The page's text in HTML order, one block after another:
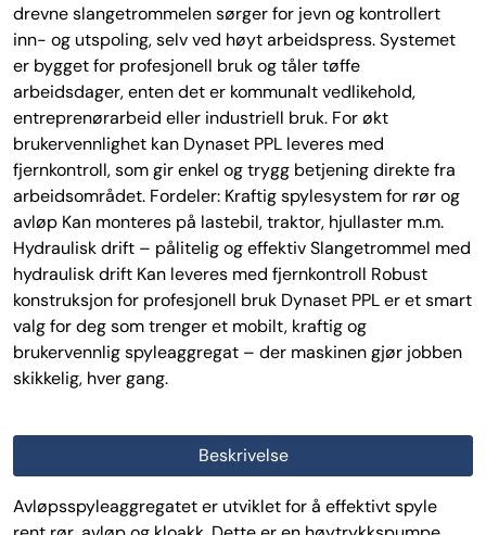
drevne slangetrommelen sørger for jevn og kontrollert
inn- og utspoling, selv ved høyt arbeidspress. Systemet
er bygget for profesjonell bruk og tåler tøffe
arbeidsdager, enten det er kommunalt vedlikehold,
entreprenørarbeid eller industriell bruk. For økt
brukervennlighet kan Dynaset PPL leveres med
fjernkontroll, som gir enkel og trygg betjening direkte fra
arbeidsområdet. Fordeler: Kraftig spylesystem for rør og
avløp Kan monteres på lastebil, traktor, hjullaster m.m.
Hydraulisk drift – pålitelig og effektiv Slangetrommel med
hydraulisk drift Kan leveres med fjernkontroll Robust
konstruksjon for profesjonell bruk Dynaset PPL er et smart
valg for deg som trenger et mobilt, kraftig og
brukervennlig spyleaggregat – der maskinen gjør jobben
skikkelig, hver gang.
Beskrivelse
Avløpsspyleaggregatet er utviklet for å effektivt spyle